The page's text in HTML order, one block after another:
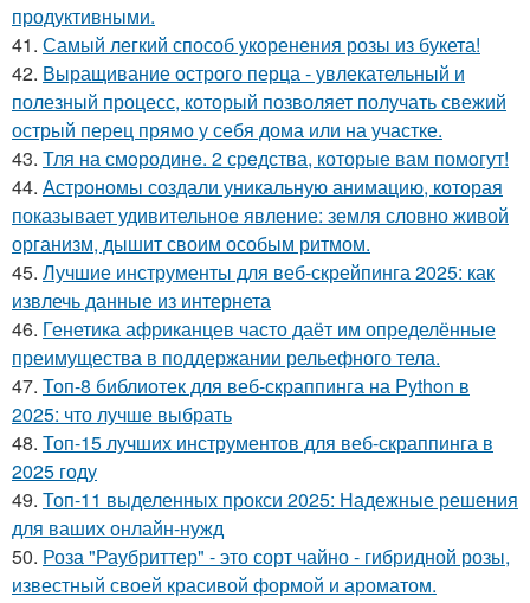
продуктивными.
41. Самый легкий способ укоренения розы из букета!
42. Выращивание острого перца - увлекательный и
полезный процесс, который позволяет получать свежий
острый перец прямо у себя дома или на участке.
43. Тля на смoродинe. 2 срeдства, которые вам помoгут!
44. Астрономы создали уникальную анимацию, которая
показывает удивительное явление: земля словно живой
организм, дышит своим особым ритмом.
45. Лучшие инструменты для веб-скрейпинга 2025: как
извлечь данные из интернета
46. Генетика африканцев часто даёт им определённые
преимущества в поддержании рельефного тела.
47. Топ-8 библиотек для веб-скраппинга на Python в
2025: что лучше выбрать
48. Топ-15 лучших инструментов для веб-скраппинга в
2025 году
49. Топ-11 выделенных прокси 2025: Надежные решения
для ваших онлайн-нужд
50. Роза "Раубриттер" - это сорт чайно - гибридной розы,
известный своей красивой формой и ароматом.